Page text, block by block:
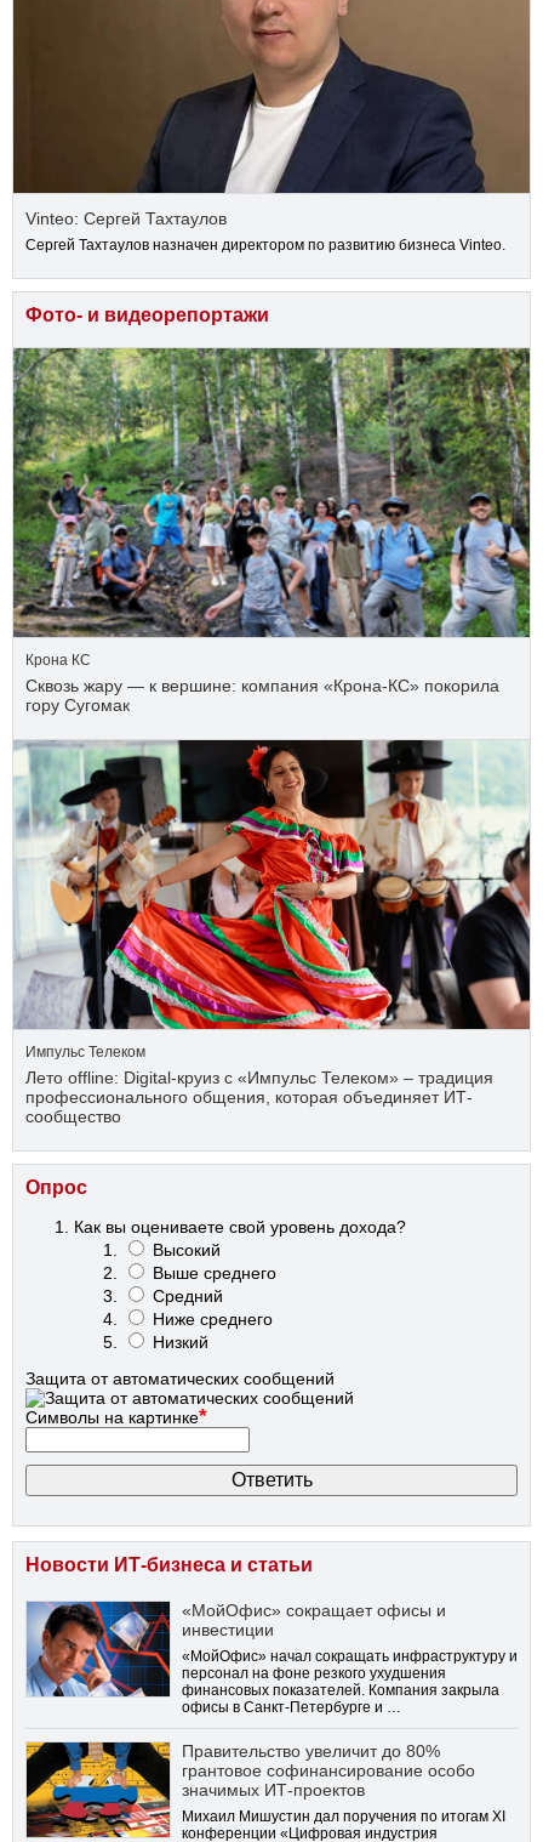
Vinteo: Сергей Тахтаулов
Сергей Тахтаулов назначен директором по развитию бизнеса Vinteo.
Фото- и видеорепортажи
Крона КС
Сквозь жару — к вершине: компания «Крона‑КС» покорила
гору Сугомак
Импульс Телеком
Лето offline: Digital-круиз с «Импульс Телеком» – традиция
профессионального общения, которая объединяет ИТ-
сообщество
Опрос
Как вы оцениваете свой уровень дохода?
Высокий
Выше среднего
Средний
Ниже среднего
Низкий
Защита от автоматических сообщений
Символы на картинке*
Новости ИТ-бизнеса и статьи
«МойОфис» сокращает офисы и
инвестиции
«МойОфис» начал сокращать инфраструктуру и
персонал на фоне резкого ухудшения
финансовых показателей. Компания закрыла
офисы в Санкт-Петербурге и …
Правительство увеличит до 80%
грантовое софинансирование особо
значимых ИТ-проектов
Михаил Мишустин дал поручения по итогам XI
конференции «Цифровая индустрия